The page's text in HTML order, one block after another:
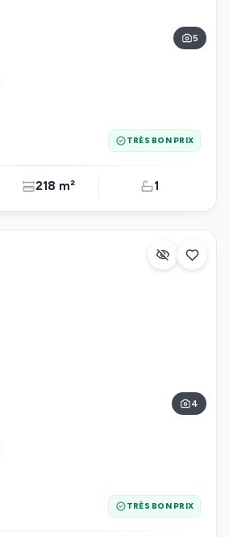
5
TRÈS BON PRIX
218 m² 1
4
TRÈS BON PRIX